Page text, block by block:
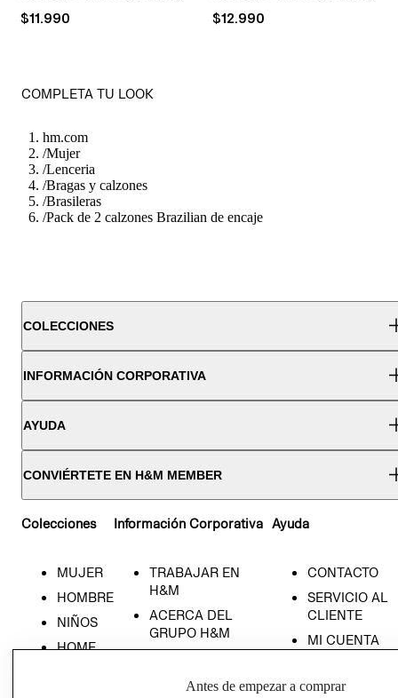
PRICE:
$11.990 PRICE:
$12.990
COMPLETA TU LOOK
hm.com
/Mujer
/Lenceria
/Bragas y calzones
/Brasileras
/Pack de 2 calzones Brazilian de encaje
COLECCIONES
INFORMACIÓN CORPORATIVA
AYUDA
CONVIÉRTETE EN H&M MEMBER
Colecciones
MUJER
HOMBRE
NIÑOS
HOME
Información Corporativa
TRABAJAR EN
H&M
ACERCA DEL
GRUPO H&M
Ayuda
CONTACTO
SERVICIO AL
CLIENTE
MI CUENTA
TIENDAS
Antes de empezar a comprar